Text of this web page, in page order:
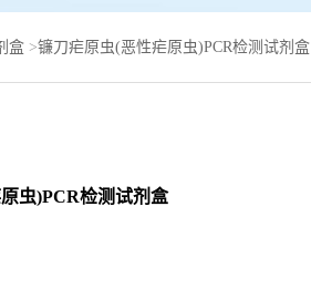
盒 >镰刀疟原虫(恶性疟原虫)PCR检测试剂盒
虫)PCR检测试剂盒